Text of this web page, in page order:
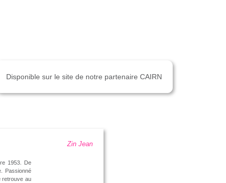
Disponible sur le site de notre partenaire CAIRN
Zin Jean
1953. De
Passionné
retrouve au